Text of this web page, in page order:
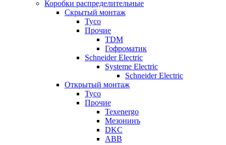
Коробки распределительные
Скрытый монтаж
Tyco
Прочие
TDM
Гофроматик
Schneider Electric
Systeme Electric
Schneider Electric
Открытый монтаж
Tyco
Прочие
Texenergo
Мезонинъ
DKC
ABB